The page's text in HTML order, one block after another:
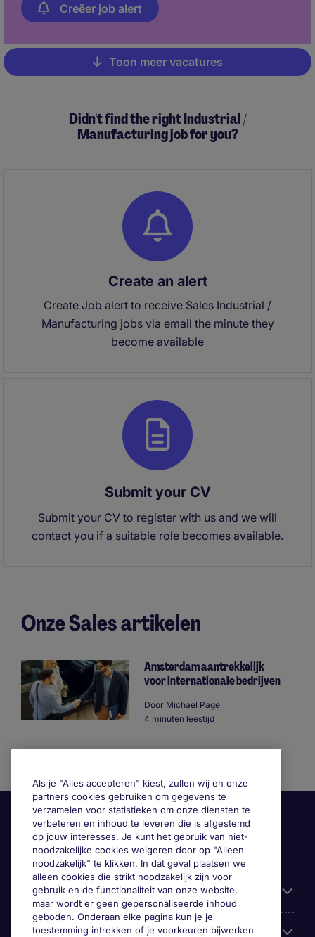
Creëer job alert
Pagination
Toon meer vacatures
Didn't find the right Industrial /
Manufacturing job for you?
Create an alert
Create Job alert to receive Sales Industrial /
Manufacturing jobs via email the minute they
become available
Submit your CV
Submit your CV to register with us and we will
contact you if a suitable role becomes available.
Onze Sales artikelen
Amsterdam aantrekkelijk
voor internationale bedrijven
Door Michael Page
4 minuten leestijd
Handige informatie
Onze expertise
Als je "Alles accepteren" kiest, zullen wij en onze
partners cookies gebruiken om gegevens te
verzamelen voor statistieken om onze diensten te
verbeteren en inhoud te leveren die is afgestemd
op jouw interesses. Je kunt het gebruik van niet-
noodzakelijke cookies weigeren door op "Alleen
noodzakelijk" te klikken. In dat geval plaatsen we
alleen cookies die strikt noodzakelijk zijn voor
gebruik en de functionaliteit van onze website,
maar wordt er geen gepersonaliseerde inhoud
geboden. Onderaan elke pagina kun je je
toestemming intrekken of je voorkeuren bijwerken